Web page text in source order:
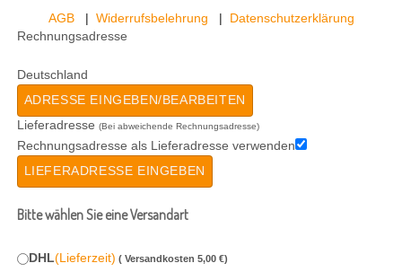
AGB Widerrufsbelehrung
Datenschutzerklärung
Rechnungsadresse
Deutschland
ADRESSE EINGEBEN/­BEARBEITEN
Lieferadresse (Bei abweichende Rechnungsadresse)
Rechnungsadresse als Lieferadresse verwenden
LIEFERADRESSE EINGEBEN
Bitte wählen Sie eine Versandart
DHL(Lieferzeit) ( Versandkosten 5,00 €)